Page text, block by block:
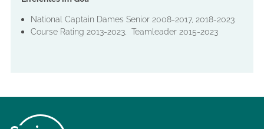
National Captain Dames Senior 2008-2017, 2018-2023
Course Rating 2013-2023, Teamleader 2015-2023